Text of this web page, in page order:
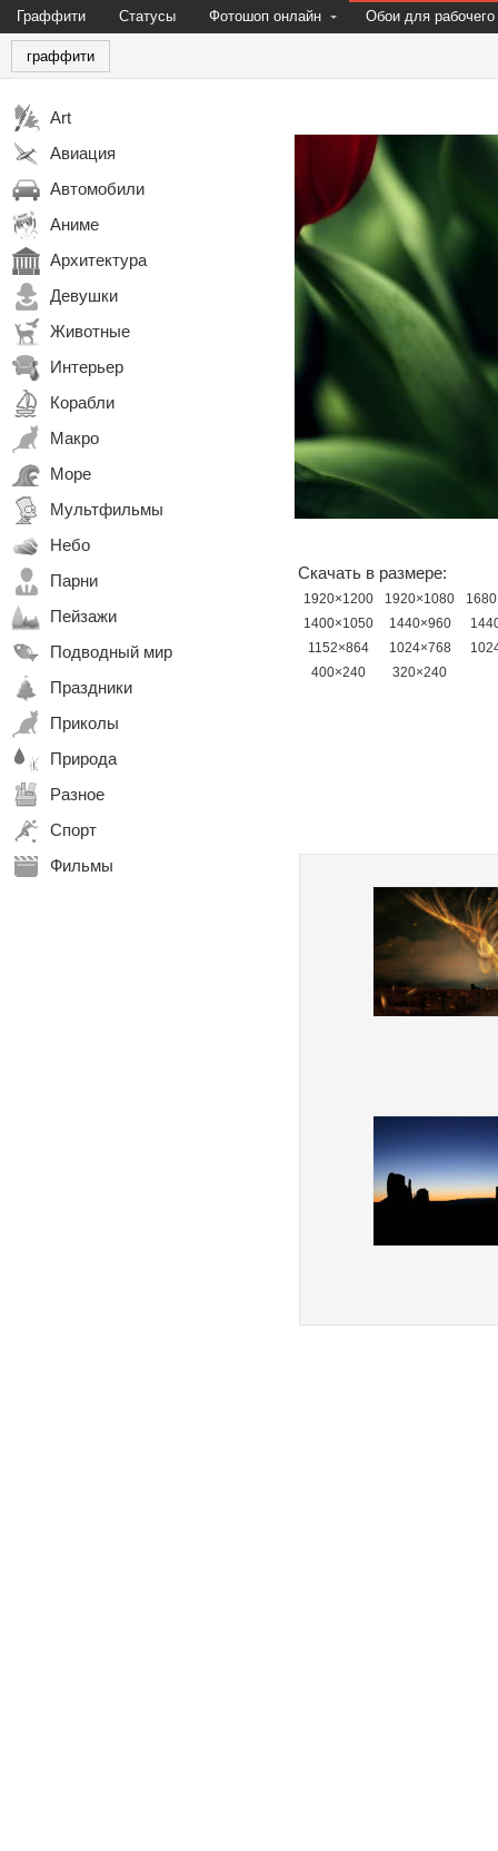
Граффити Статусы Фотошоп онлайн Обои для рабочего
граффити
Art
Авиация
Автомобили
Аниме
Архитектура
Девушки
Животные
Интерьер
Корабли
Макро
Море
Мультфильмы
Небо
Парни
Пейзажи
Подводный мир
Праздники
Приколы
Природа
Разное
Спорт
Фильмы
Скачать в размере:
1920×1200 1920×1080
1400×1050
1440×960
1152×864
1024×768
400×240
320×240